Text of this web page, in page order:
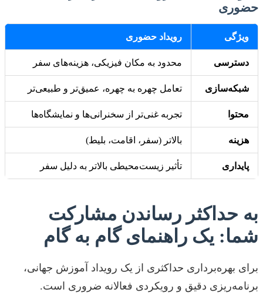
حضوری
ویژگی رویداد حضوری
دسترسی محدود به مکان فیزیکی، هزینه‌های سفر
شبکه‌سازی تعامل چهره به چهره، عمیق‌تر و طبیعی‌تر
محتوا تجربه غنی‌تر از سخنرانی‌ها و نمایشگاه‌ها
هزینه بالاتر (سفر، اقامت، بلیط)
پایداری تأثیر زیست‌محیطی بالاتر به دلیل سفر
به حداکثر رساندن مشارکت
شما: یک راهنمای گام به گام
برای بهره‌برداری حداکثری از یک رویداد آموزش جهانی،
برنامه‌ریزی دقیق و رویکردی فعالانه ضروری است.